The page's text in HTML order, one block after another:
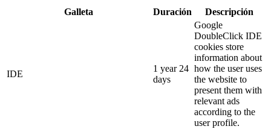
Galleta Duración Descripción
IDE
1 year 24
days
Google
DoubleClick IDE
cookies store
information about
how the user uses
the website to
present them with
relevant ads
according to the
user profile.